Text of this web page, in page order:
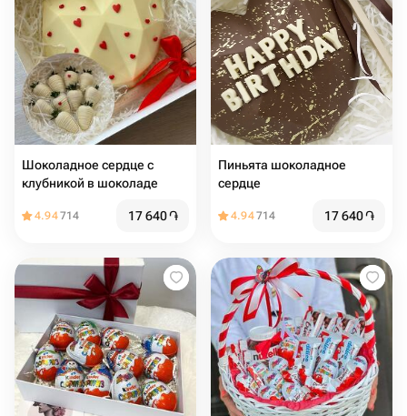
Шоколадное сердце с
клубникой в шоколаде
4.94714 17 640֏
Пиньята шоколадное
сердце
4.94714 17 640֏